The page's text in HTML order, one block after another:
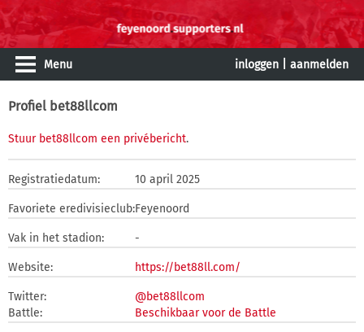
Menu inloggen aanmelden
Profiel bet88llcom
Stuur bet88llcom een privébericht.
Registratiedatum: 10 april 2025
Favoriete eredivisieclub:Feyenoord
Vak in het stadion: -
Website: https://bet88ll.com/
Twitter:
@bet88llcom
Battle:
Beschikbaar voor de Battle